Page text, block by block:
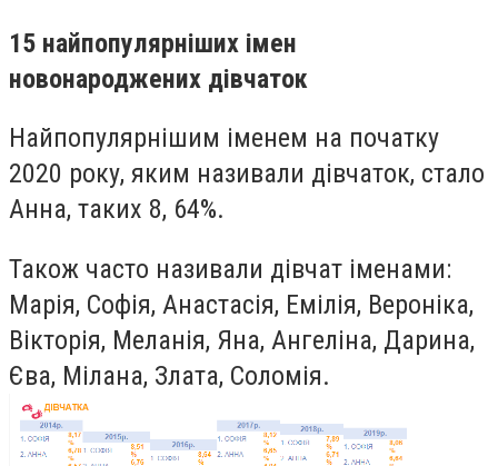
15 найпопулярніших імен
новонароджених дівчаток
Найпопулярнішим іменем на початку
2020 року, яким називали дівчаток, стало
Анна, таких 8, 64%.
Також часто називали дівчат іменами:
Марія, Софія, Анастасія, Емілія, Вероніка,
Вікторія, Меланія, Яна, Ангеліна, Дарина,
Єва, Мілана, Злата, Соломія.